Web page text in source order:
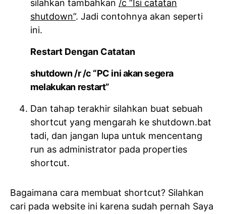
silahkan tambahkan /c “Isi catatan
shutdown”. Jadi contohnya akan seperti
ini.
Restart Dengan Catatan
shutdown /r /c “PC ini akan segera
melakukan restart”
Dan tahap terakhir silahkan buat sebuah
shortcut yang mengarah ke shutdown.bat
tadi, dan jangan lupa untuk mencentang
run as administrator pada properties
shortcut.
Bagaimana cara membuat shortcut? Silahkan
cari pada website ini karena sudah pernah Saya